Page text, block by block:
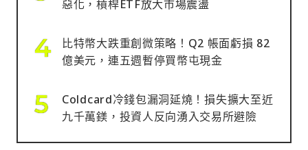
惡化，槓桿ETF放大市場震盪
比特幣大跌重創微策略！Q2 帳面虧損 82
億美元，連五週暫停買幣屯現金
Coldcard冷錢包漏洞延燒！損失擴大至近
九千萬鎂，投資人反向湧入交易所避險